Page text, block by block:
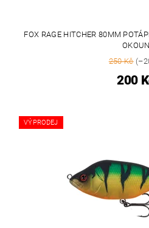
FOX RAGE HITCHER 80MM
OKOUN
250 Kč
200
VÝPRODEJ